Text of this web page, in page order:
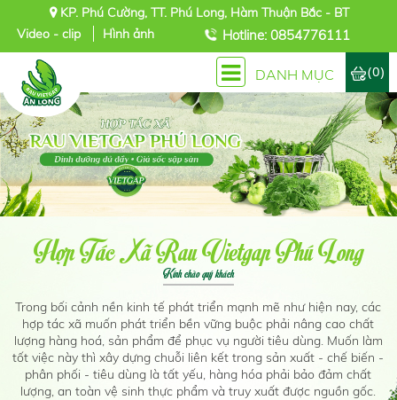
KP. Phú Cường, TT. Phú Long, Hàm Thuận Bắc - BT
Video - clip
Hình ảnh Hotline: 0854776111
(0)
DANH MỤC
Hợp Tác Xã Rau Vietgap Phú Long
Kính chào quý khách
Trong bối cảnh nền kinh tế phát triển mạnh mẽ như hiện nay, các
hợp tác xã muốn phát triển bền vững buộc phải nâng cao chất
lượng hàng hoá, sản phẩm để phục vụ người tiêu dùng. Muốn làm
tốt việc này thì xây dựng chuỗi liên kết trong sản xuất - chế biến -
phân phối - tiêu dùng là tất yếu, hàng hóa phải bảo đảm chất
lượng, an toàn vệ sinh thực phẩm và truy xuất được nguồn gốc.